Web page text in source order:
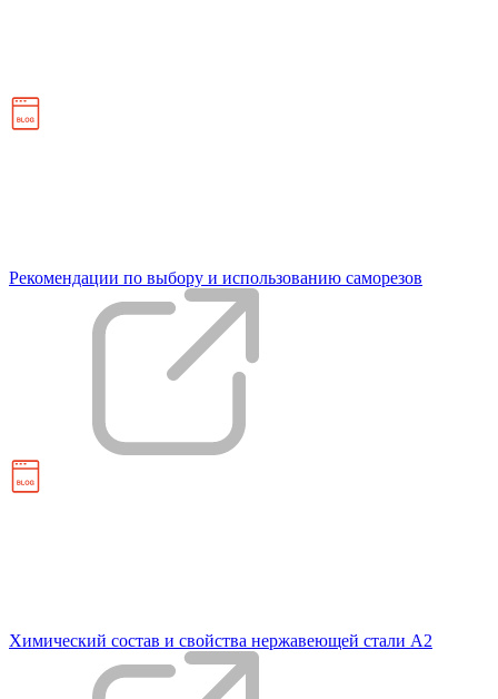
Рекомендации по выбору и использованию саморезов
Химический состав и свойства нержавеющей стали А2